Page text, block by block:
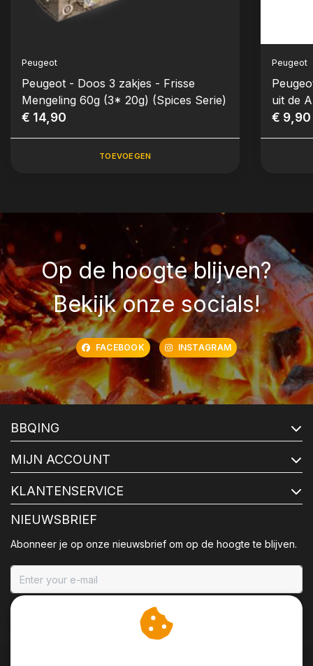
Peugeot
Peugeot - Doos 3 zakjes - Frisse
Mengeling 60g (3* 20g) (Spices Serie)
€ 14,90
TOEVOEGEN
Peugeot
uit de
Serie)
€ 9,90
Op de hoogte blijven?
Bekijk onze socials!
FACEBOOK INSTAGRAM
BBQING
MIJN ACCOUNT
KLANTENSERVICE
NIEUWSBRIEF
Abonneer je op onze nieuwsbrief om op de hoogte te blijven.